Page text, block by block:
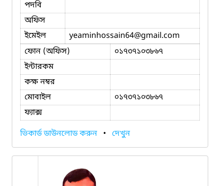
পদবি
অফিস
ইমেইল
yeaminhossain64@gmail.com
ফোন (অফিস)
০১৭৩৭১০৩৮৬৭
ইন্টারকম
কক্ষ নম্বর
মোবাইল
০১৭৩৭১০৩৮৬৭
ফ্যাক্স
ভিকার্ড ডাউনলোড করুন • দেখুন